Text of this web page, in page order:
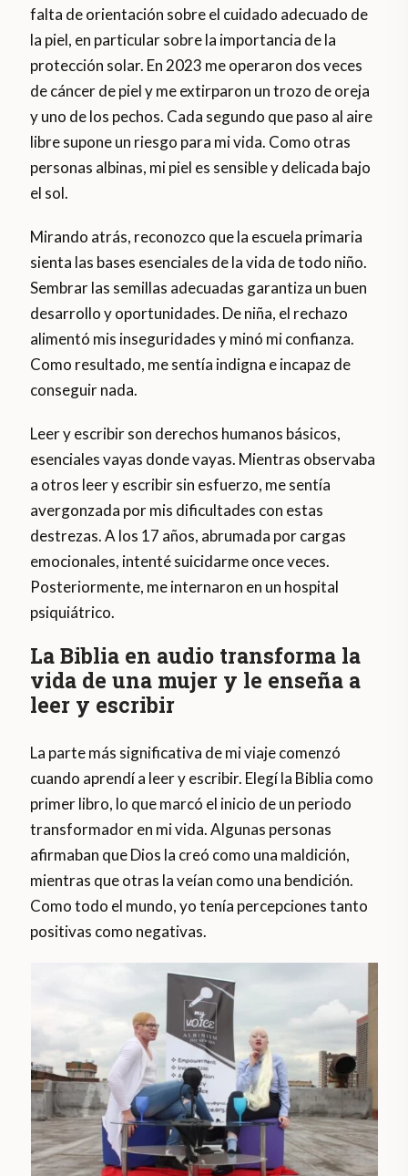
falta de orientación sobre el cuidado adecuado de
la piel, en particular sobre la importancia de la
protección solar. En 2023 me operaron dos veces
de cáncer de piel y me extirparon un trozo de oreja
y uno de los pechos. Cada segundo que paso al aire
libre supone un riesgo para mi vida. Como otras
personas albinas, mi piel es sensible y delicada bajo
el sol.
Mirando atrás, reconozco que la escuela primaria
sienta las bases esenciales de la vida de todo niño.
Sembrar las semillas adecuadas garantiza un buen
desarrollo y oportunidades. De niña, el rechazo
alimentó mis inseguridades y minó mi confianza.
Como resultado, me sentía indigna e incapaz de
conseguir nada.
Leer y escribir son derechos humanos básicos,
esenciales vayas donde vayas. Mientras observaba
a otros leer y escribir sin esfuerzo, me sentía
avergonzada por mis dificultades con estas
destrezas. A los 17 años, abrumada por cargas
emocionales, intenté suicidarme once veces.
Posteriormente, me internaron en un hospital
psiquiátrico.
La Biblia en audio transforma la
vida de una mujer y le enseña a
leer y escribir
La parte más significativa de mi viaje comenzó
cuando aprendí a leer y escribir. Elegí la Biblia como
primer libro, lo que marcó el inicio de un periodo
transformador en mi vida. Algunas personas
afirmaban que Dios la creó como una maldición,
mientras que otras la veían como una bendición.
Como todo el mundo, yo tenía percepciones tanto
positivas como negativas.